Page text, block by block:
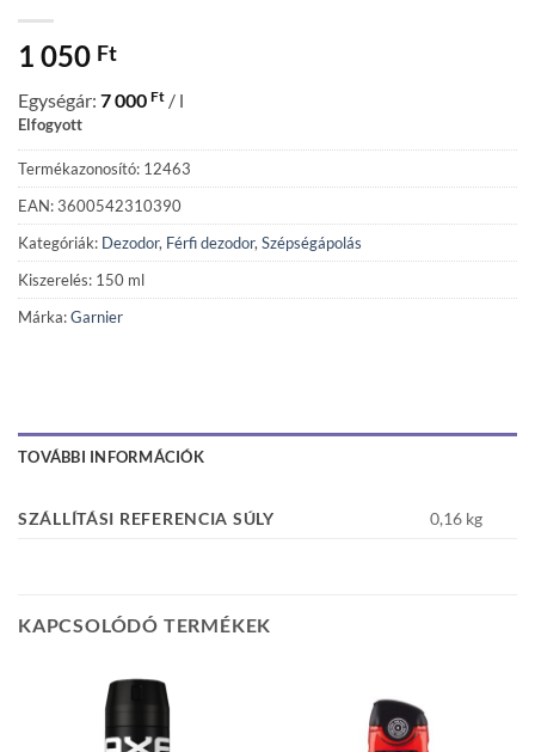
1 050 Ft
Egységár: 7 000 Ft / l
Elfogyott
Termékazonosító: 12463
EAN: 3600542310390
Kategóriák: Dezodor, Férfi dezodor, Szépségápolás
Kiszerelés: 150 ml
Márka:Garnier
TOVÁBBI INFORMÁCIÓK
SZÁLLÍTÁSI REFERENCIA SÚLY 0,16 kg
KAPCSOLÓDÓ TERMÉKEK